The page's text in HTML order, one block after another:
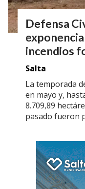
Defensa
incendios
Salta
La temporada
en mayo y,
8.709,89
pasado fueron